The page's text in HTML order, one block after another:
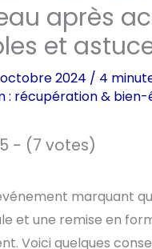
après
et
octobre 2024 / 4
: récupération &
- (7 votes)
marquant
et une remise en
Voici quelques